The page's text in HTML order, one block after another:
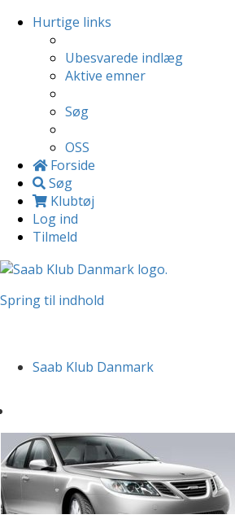
Hurtige links
Ubesvarede indlæg
Aktive emner
Søg
OSS
Forside
Søg
Klubtøj
Log ind
Tilmeld
Spring til indhold
Saab Klub Danmark